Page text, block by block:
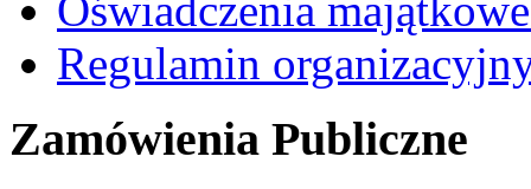
Regulamin
Zamówienia Publiczne